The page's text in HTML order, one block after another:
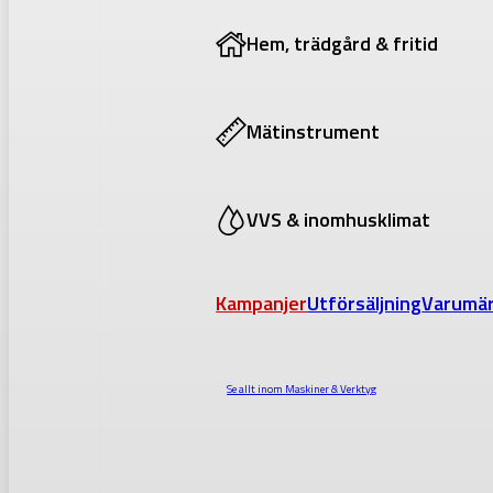
Hem, trädgård & fritid
Mätinstrument
VVS & inomhusklimat
KampanjerUtförsäljning
Se allt inom Maskiner & Verktyg